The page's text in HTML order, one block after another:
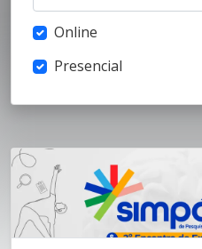
Online
Presencial